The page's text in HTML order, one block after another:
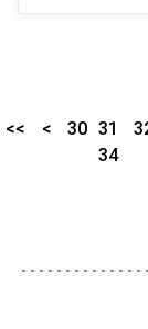
<< < 30 31
34